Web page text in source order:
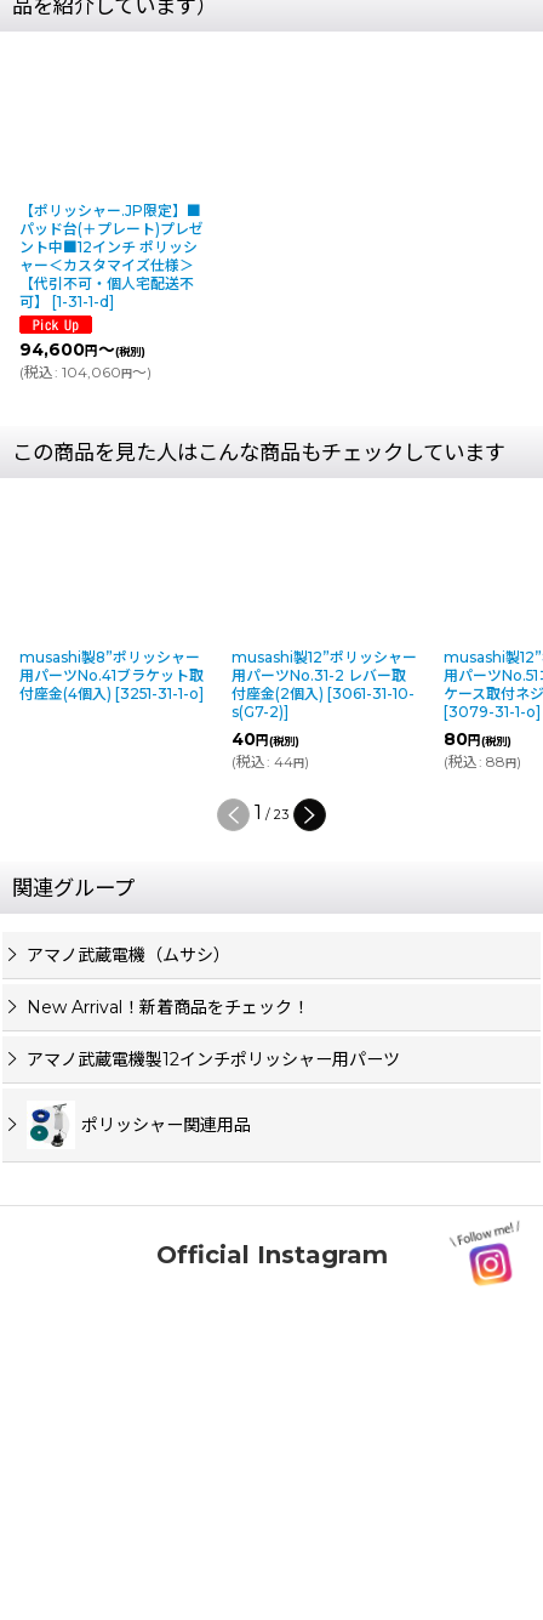
【ポリッシャー.JP限定】■
パッド台(＋プレート)プレゼ
ント中■12インチ ポリッシ
ャー＜カスタマイズ仕様＞
【代引不可・個人宅配送不
可】
[1-31-1-d]
94,600円～(税別)
(税込: 104,060円～)
この商品を見た人はこんな商品もチェックしています
musashi製8”ポリッシャー
用パーツNo.41ブラケット取
付座金(4個入) [3251-31-1-o]
musashi製12”ポリッシャー
用パーツNo.31-2 レバー取
付座金(2個入) [3061-31-10-
s(G7-2)]
40円(税別)
(税込: 44円)
musashi製
用パーツ
ケース取付ネ
[3079-31-1-o]
80円(税別)
(税込: 88円)
1 / 23
関連グループ
アマノ武蔵電機（ムサシ）
New Arrival！新着商品をチェック！
アマノ武蔵電機製12インチポリッシャー用パーツ
ポリッシャー関連用品
Official Instagram